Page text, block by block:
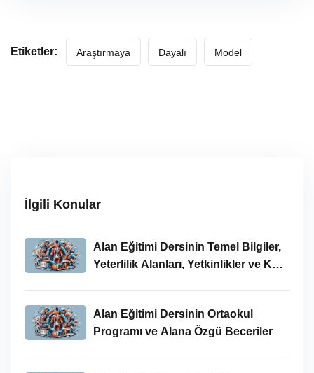
Etiketler: Araştırmaya Dayalı Model
İlgili Konular
Alan Eğitimi Dersinin Temel Bilgiler,
Yeterlilik Alanları, Yetkinlikler ve Kök
Alan Eğitimi Dersinin Ortaokul
Programı ve Alana Özgü Beceriler